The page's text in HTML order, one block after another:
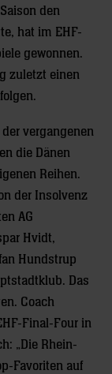
den
hat im EHF-
gewonnen.
zuletzt einen
vergangenen
die Dänen
Reihen.
der Insolvenz
AG
Hvidt,
Hundstrup
Das
Coach
Final-Four in
„Die Rhein-
Favoriten auf